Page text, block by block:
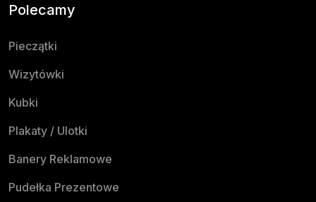
Polecamy
Pieczątki
Wizytówki
Kubki
Plakaty / Ulotki
Banery Reklamowe
Pudełka Prezentowe